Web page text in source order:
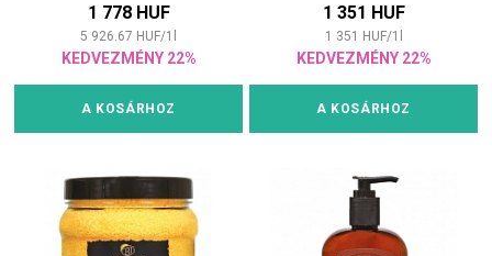
1 778 HUF
5 926.67 HUF/1
KEDVEZMÉNY 22%
A KOSÁRHOZ
1 351 HUF
1 351 HUF/1
KEDVEZMÉNY 22%
A KOSÁRHOZ